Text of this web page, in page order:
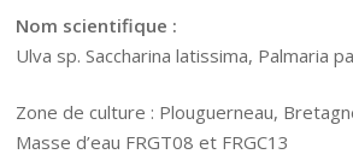
Nom scientifique :
Ulva sp. Saccharina latissima, Palmaria
Zone de culture : Plouguerneau,
Masse d’eau FRGT08 et FRGC13